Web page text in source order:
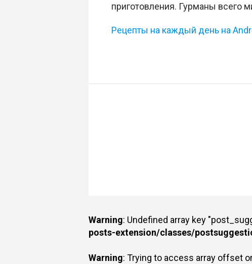
приготовления. Гурманы всего
Рецепты на каждый день на
Warning: Undefined array key
posts-extension/classes/
Warning: Trying to access array offset